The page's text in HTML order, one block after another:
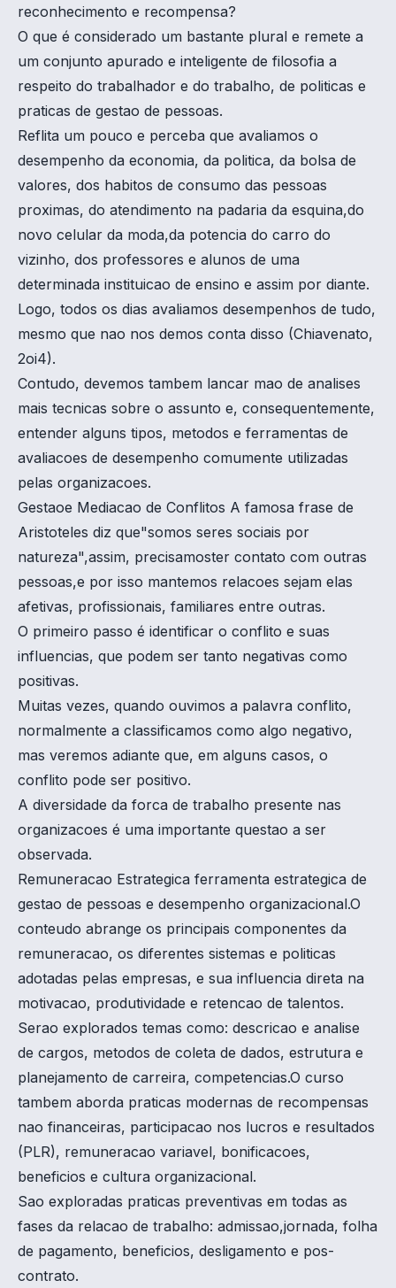
reconhecimento e recompensa?
O que é considerado um bastante plural e remete a
um conjunto apurado e inteligente de filosofia a
respeito do trabalhador e do trabalho, de politicas e
praticas de gestao de pessoas.
Reflita um pouco e perceba que avaliamos o
desempenho da economia, da politica, da bolsa de
valores, dos habitos de consumo das pessoas
proximas, do atendimento na padaria da esquina,do
novo celular da moda,da potencia do carro do
vizinho, dos professores e alunos de uma
determinada instituicao de ensino e assim por diante.
Logo, todos os dias avaliamos desempenhos de tudo,
mesmo que nao nos demos conta disso (Chiavenato,
2oi4).
Contudo, devemos tambem lancar mao de analises
mais tecnicas sobre o assunto e, consequentemente,
entender alguns tipos, metodos e ferramentas de
avaliacoes de desempenho comumente utilizadas
pelas organizacoes.
Gestaoe Mediacao de Conflitos A famosa frase de
Aristoteles diz que"somos seres sociais por
natureza",assim, precisamoster contato com outras
pessoas,e por isso mantemos relacoes sejam elas
afetivas, profissionais, familiares entre outras.
O primeiro passo é identificar o conflito e suas
influencias, que podem ser tanto negativas como
positivas.
Muitas vezes, quando ouvimos a palavra conflito,
normalmente a classificamos como algo negativo,
mas veremos adiante que, em alguns casos, o
conflito pode ser positivo.
A diversidade da forca de trabalho presente nas
organizacoes é uma importante questao a ser
observada.
Remuneracao Estrategica ferramenta estrategica de
gestao de pessoas e desempenho organizacional.O
conteudo abrange os principais componentes da
remuneracao, os diferentes sistemas e politicas
adotadas pelas empresas, e sua influencia direta na
motivacao, produtividade e retencao de talentos.
Serao explorados temas como: descricao e analise
de cargos, metodos de coleta de dados, estrutura e
planejamento de carreira, competencias.O curso
tambem aborda praticas modernas de recompensas
nao financeiras, participacao nos lucros e resultados
(PLR), remuneracao variavel, bonificacoes,
beneficios e cultura organizacional.
Sao exploradas praticas preventivas em todas as
fases da relacao de trabalho: admissao,jornada, folha
de pagamento, beneficios, desligamento e pos-
contrato.